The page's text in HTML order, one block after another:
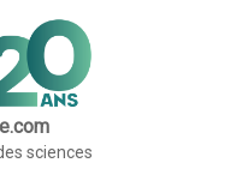
sciences